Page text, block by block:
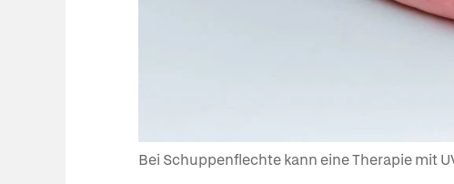
Bei Schuppenflechte kann eine Therapie mit